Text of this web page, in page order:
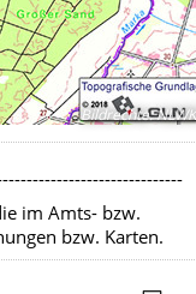
Bildrechte:
im Amts- bzw.
bzw. Karten.